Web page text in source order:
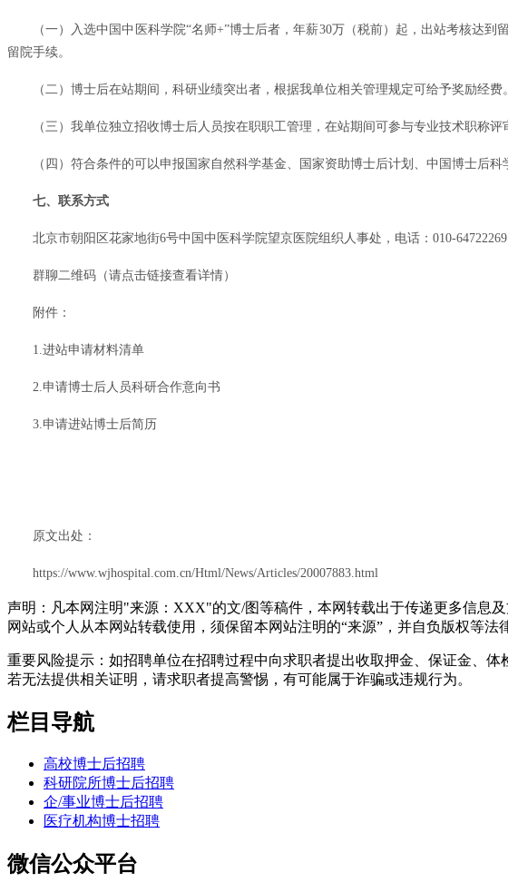
（一）入选中国中医科学院“名师+”博士后者，年薪30万（税前）起，出站考核达
留院手续。
（二）博士后在站期间，科研业绩突出者，根据我单位相关管理规定可给予奖励经费。
（三）我单位独立招收博士后人员按在职职工管理，在站期间可参与专业技术职称
（四）符合条件的可以申报国家自然科学基金、国家资助博士后计划、中国博士后
七、联系方式
北京市朝阳区花家地街6号中国中医科学院望京医院组织人事处，电话：010-64722269
群聊二维码（请点击链接查看详情）
附件：
1.进站申请材料清单
2.申请博士后人员科研合作意向书
3.申请进站博士后简历
原文出处：
https://www.wjhospital.com.cn/Html/News/Articles/20007883.html
声明：凡本网注明"来源：XXX"的文/图等稿件，本网转载出于传递更多信息
网站或个人从本网站转载使用，须保留本网站注明的“来源”，并自负版权等法
重要风险提示：如招聘单位在招聘过程中向求职者提出收取押金、保证金、
若无法提供相关证明，请求职者提高警惕，有可能属于诈骗或违规行为。
栏目导航
高校博士后招聘
科研院所博士后招聘
企/事业博士后招聘
医疗机构博士招聘
微信公众平台